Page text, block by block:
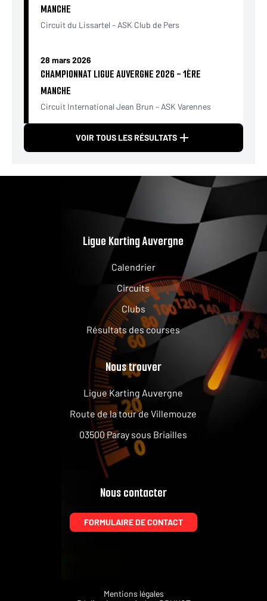
MANCHE
Circuit du Lissartel – ASK Club de Pers
28 mars 2026
CHAMPIONNAT LIGUE AUVERGNE 2026 - 1ÈRE
MANCHE
Circuit International Jean Brun – ASK Varennes
VOIR TOUS LES RÉSULTATS
Ligue Karting Auvergne
Calendrier
Circuits
Clubs
Résultats des courses
Nous trouver
Ligue Karting Auvergne
Route de la tour de Villemouze
03500 Paray sous Briailles
Nous contacter
FORMULAIRE DE CONTACT
Mentions légales